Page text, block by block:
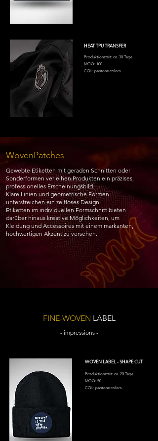
HEAT TPU TRANSFER
Produktionszeit: ca. 30 Tage
MOQ: 100
COL: pantone colors
WovenPatches
Gewebte Etiketten mit geraden Schnitten oder
Sonderformen verleihen Produkten ein präzises,
professionelles Erscheinungsbild.
Klare Linien und geometrische Formen
unterstreichen ein zeitloses Design.
Etiketten im individuellen Formschnitt bieten
darüber hinaus kreative Möglichkeiten, um
Kleidung und Accessoires mit einem markanten,
hochwertigen Akzent zu versehen.
FINE-WOVEN LABEL
- impressions -
WOVEN LABEL - SHAPE CUT
Produktionszeit: ca. 20 Tage
MOQ: 50
COL: pantone colors